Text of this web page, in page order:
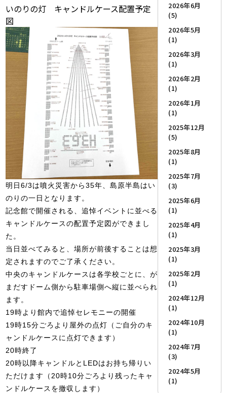
いのりの灯 キャンドルケース配置予定
図
明日6/3は噴火災害から35年、島原半島はい
のりの一日となります。
記念館で開催される、追悼イベントに並べる
キャンドルケースの配置予定図ができまし
た。
当日並べてみると、場所が前後することは想
定されますのでご了承ください。
中央のキャンドルケースは各学校ごとに、が
まだすドーム側から駐車場側へ縦に並べられ
ます。
19時より館内で追悼セレモニーの開催
19時15分ごろより屋外の点灯（ご自分のキ
ャンドルケースに点灯できます）
20時終了
20時以降キャンドルとLEDはお持ち帰りい
ただけます（20時10分ごろより残ったキャ
ンドルケースを撤収します）
2026年6月
(5)
2026年5月
(1)
2026年3月
(1)
2026年2月
(1)
2026年1月
(1)
2025年12月
(5)
2025年8月
(1)
2025年7月
(3)
2025年6月
(1)
2025年4月
(1)
2025年3月
(1)
2025年2月
(1)
2024年12月
(1)
2024年10月
(1)
2024年7月
(3)
2024年5月
(1)